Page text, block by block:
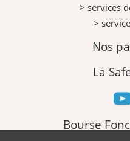
> services
>
Nos
La
Bourse